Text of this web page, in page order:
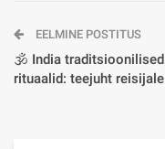
EELMINE POSTITUS
🕉️ India traditsioonilised
rituaalid: teejuht reisijale